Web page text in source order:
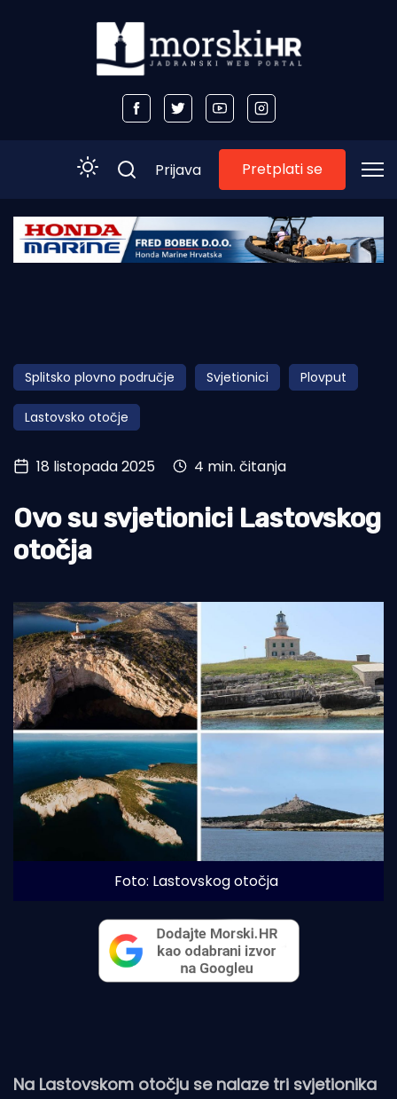
Početna
Obala
Otoci
Turizam i nautika
Pomorstvo
Ekologija
Prijava Pretplati se
Splitsko plovno područje Svjetionici Plovput
Lastovsko otočje
18 listopada 2025 4 min. čitanja
Ovo su svjetionici Lastovskog
otočja
Foto: Lastovskog otočja
Na Lastovskom otočju se nalaze tri svjetionika